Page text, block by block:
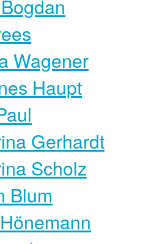
Wagener
Haupt
Gerhardt
Scholz
Blum